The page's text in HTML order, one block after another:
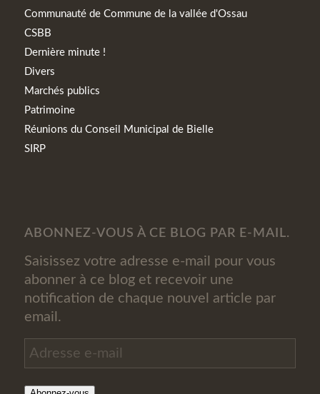
Communauté de Commune de la vallée d'Ossau
CSBB
Dernière minute !
Divers
Marchés publics
Patrimoine
Réunions du Conseil Municipal de Bielle
SIRP
ABONNEZ-VOUS À CE BLOG PAR E-MAIL.
Saisissez votre adresse e-mail pour vous
abonner à ce blog et recevoir une
notification de chaque nouvel article par
email.
Adresse
e-
mail